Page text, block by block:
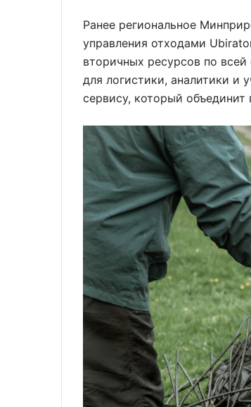
Ранее региональное
управления отходами
вторичных ресурсов по
для логистики, аналитики и
сервису, который